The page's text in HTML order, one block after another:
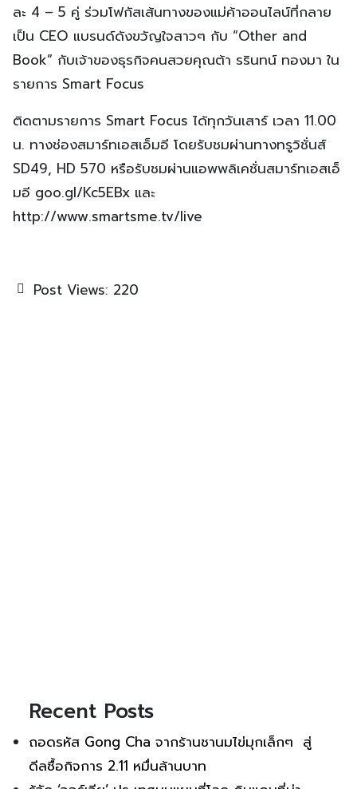
ละ 4 – 5 คู่ ร่วมโฟกัสเส้นทางของแม่ค้าออนไลน์ที่กลาย
เป็น CEO แบรนด์ดังขวัญใจสาวๆ กับ “Other and
Book” กับเจ้าของธุรกิจคนสวยคุณต้า รรินทน์ ทองมา ใน
รายการ Smart Focus
ติดตามรายการ Smart Focus ได้ทุกวันเสาร์ เวลา 11.00
น. ทางช่องสมาร์ทเอสเอ็มอี โดยรับชมผ่านทางทรูวิชั่นส์
SD49, HD 570 หรือรับชมผ่านแอพพลิเคชั่นสมาร์ทเอสเอ็
มอี goo.gl/Kc5EBx และ
http://www.smartsme.tv/live
Post Views: 220
Recent Posts
ถอดรหัส Gong Cha จากร้านชานมไข่มุกเล็กๆ สู่
ดีลซื้อกิจการ 2.11 หมื่นล้านบาท